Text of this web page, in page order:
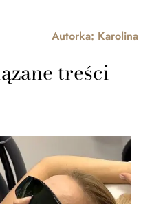
Autorka: Karolina
treści